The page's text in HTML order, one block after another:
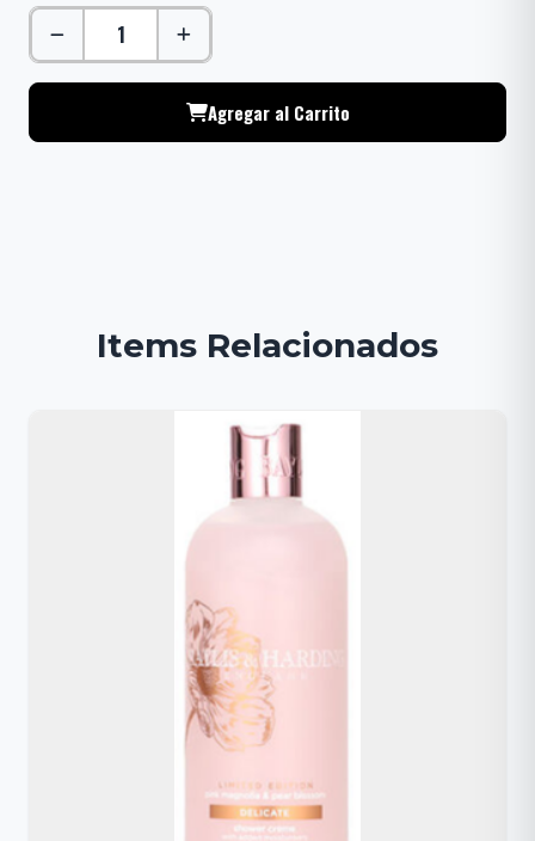
Agregar al Carrito
Items Relacionados